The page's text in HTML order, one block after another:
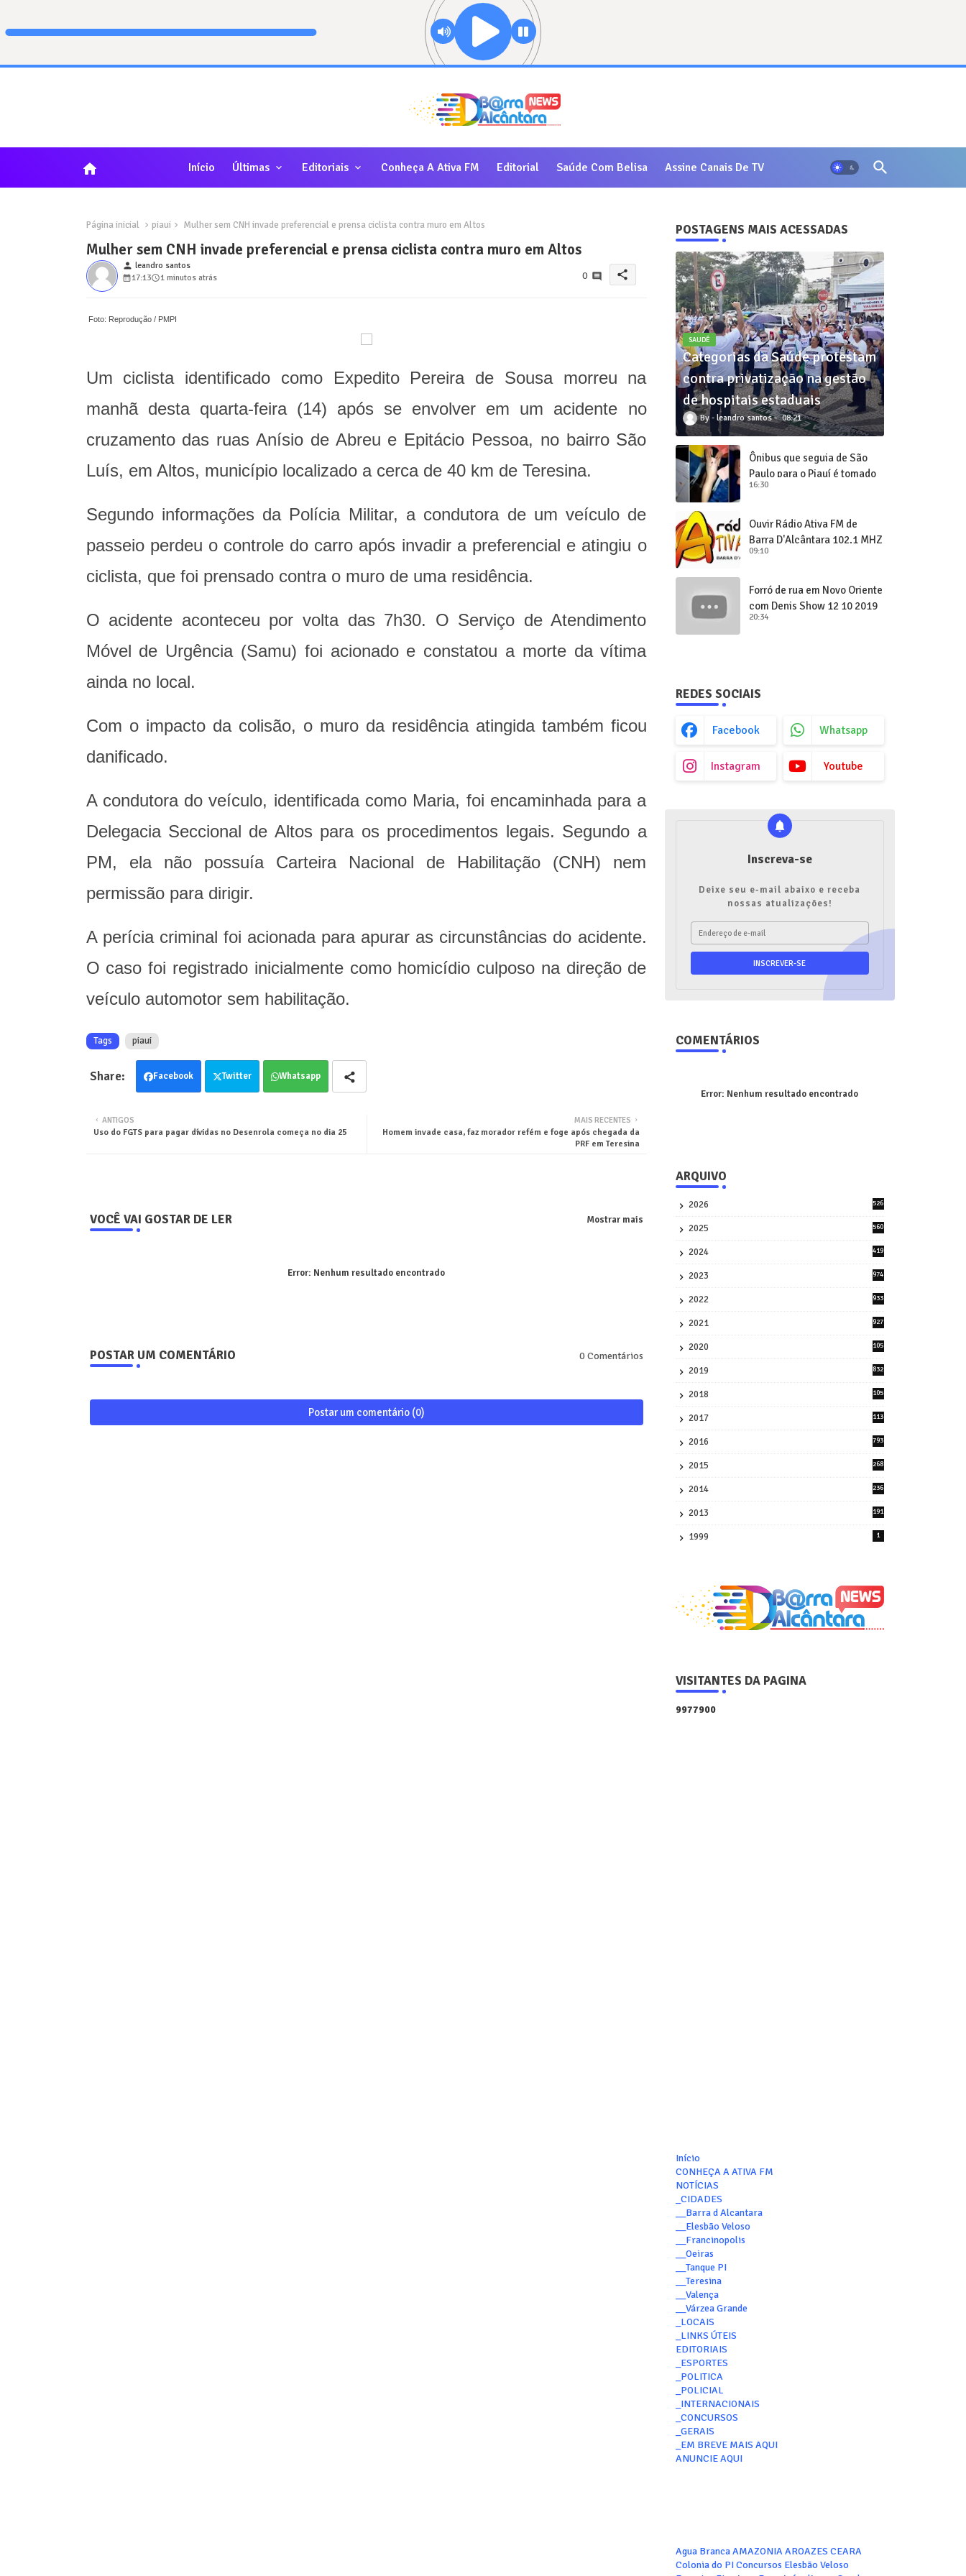
home Início Últimas Editoriais Conheça A Ativa FM Editorial Saúde Com Belisa Assine Canais De TV
Página inicial piaui Mulher sem CNH invade preferencial e prensa ciclista contra muro em Altos
Mulher sem CNH invade preferencial e prensa ciclista contra muro em Altos
person leandro santos
17:13
1 minutos atrás 0 share
Foto: Reprodução / PMPI
Um ciclista identificado como Expedito Pereira de Sousa morreu na
manhã desta quarta-feira (14) após se envolver em um acidente no
cruzamento das ruas Anísio de Abreu e Epitácio Pessoa, no bairro São
Luís, em Altos, município localizado a cerca de 40 km de Teresina.
Segundo informações da Polícia Militar, a condutora de um veículo de
passeio perdeu o controle do carro após invadir a preferencial e atingiu o
ciclista, que foi prensado contra o muro de uma residência.
O acidente aconteceu por volta das 7h30. O Serviço de Atendimento
Móvel de Urgência (Samu) foi acionado e constatou a morte da vítima
ainda no local.
Com o impacto da colisão, o muro da residência atingida também ficou
danificado.
A condutora do veículo, identificada como Maria, foi encaminhada para a
Delegacia Seccional de Altos para os procedimentos legais. Segundo a
PM, ela não possuía Carteira Nacional de Habilitação (CNH) nem
permissão para dirigir.
A perícia criminal foi acionada para apurar as circunstâncias do acidente.
O caso foi registrado inicialmente como homicídio culposo na direção de
veículo automotor sem habilitação.
Tags piaui
Facebook Twitter Whatsapp
MAIS RECENTES
Homem invade casa, faz morador refém e foge após chegada da
PRF em Teresina
ANTIGOS
Uso do FGTS para pagar dívidas no Desenrola começa no dia 25
VOCÊ VAI GOSTAR DE LER Mostrar mais
Error: Nenhum resultado encontrado
POSTAR UM COMENTÁRIO 0 Comentários
Postar um comentário (0)
POSTAGENS MAIS ACESSADAS
SAUDÊ
Categorias da Saúde protestam
contra privatização na gestão
de hospitais estaduais
leandro santos 08:21
Ônibus que seguia de São
Paulo para o Piauí é tomado
de assalto
16:30
Ouvir Rádio Ativa FM de
Barra D'Alcântara 102,1 MHZ
09:10
Forró de rua em Novo Oriente
com Denis Show 12 10 2019
20:34
REDES SOCIAIS
Facebook Whatsapp
Instagram Youtube
Inscreva-se
Deixe seu e-mail abaixo e receba
nossas atualizações!
COMENTÁRIOS
Error: Nenhum resultado encontrado
ARQUIVO
2026
526
2025
560
2024
419
2023
974
2022
933
2021
927
2020
105
2019
832
2018
105
2017
113
2016
793
2015
268
2014
236
2013
191
1999 1
VISITANTES DA PAGINA
9977900
Início
CONHEÇA A ATIVA FM
NOTÍCIAS
_CIDADES
__Barra d Alcantara
__Elesbão Veloso
__Francinopolis
__Oeiras
__Tanque PI
__Teresina
__Valença
__Várzea Grande
_LOCAIS
_LINKS ÚTEIS
EDITORIAIS
_ESPORTES
_POLITICA
_POLICIAL
_INTERNACIONAIS
_CONCURSOS
_GERAIS
_EM BREVE MAIS AQUI
ANUNCIE AQUI
Agua Branca AMAZONIA AROAZES CEARA
Colonia do PI Concursos Elesbão Veloso